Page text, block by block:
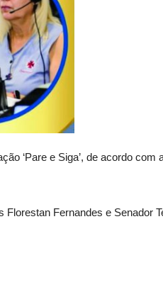
‘Pare e Siga’, de acordo com
Fernandes e Senador